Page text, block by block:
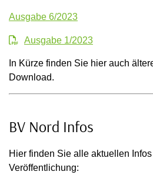
Ausgabe 6/2023
Ausgabe 1/2023
In Kürze finden Sie hier auch
Download.
BV Nord Infos
Hier finden Sie alle aktuellen
Veröffentlichung: